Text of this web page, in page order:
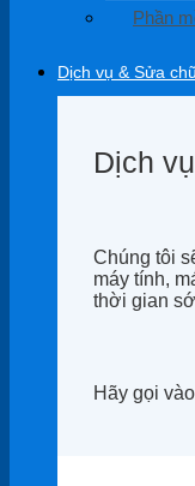
Phần
Dịch vụ & Sửa
Dịch
Chúng tôi
máy tính,
thời gian
Hãy gọi